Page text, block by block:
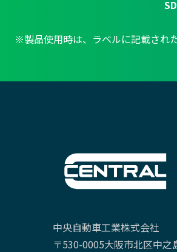
※製品使用時は、ラベルに記載され
中央自動車工業株式会社
〒530-0005大阪市北区中之